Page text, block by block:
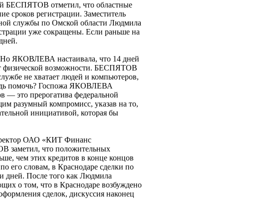
БЕСПЯТОВ отметил, что областные
сроков регистрации. Заместитель
службы по Омской области Людмила
уже сокращены. Если раньше на
Но ЯКОВЛЕВА настаивала, что 14 дней
физической возможности. БЕСПЯТОВ
не хватает людей и компьютеров,
помочь? Госпожа ЯКОВЛЕВА
— это прерогатива федеральной
разумный компромисс, указав на то,
инициативой, которая бы
ОАО «КИТ Финанс
что положительных
чем этих кредитов в конце концов
его словам, в Краснодаре сделки по
дней. После того как Людмила
о том, что в Краснодаре возбуждено
сделок, дискуссия наконец